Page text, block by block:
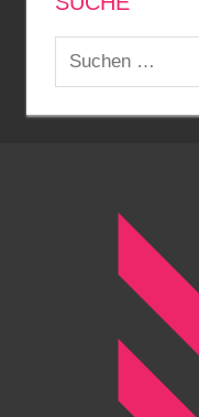
Suchen
nach: